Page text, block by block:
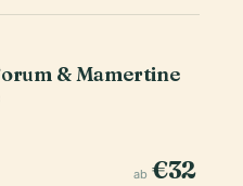
& Mamertine
ab €32